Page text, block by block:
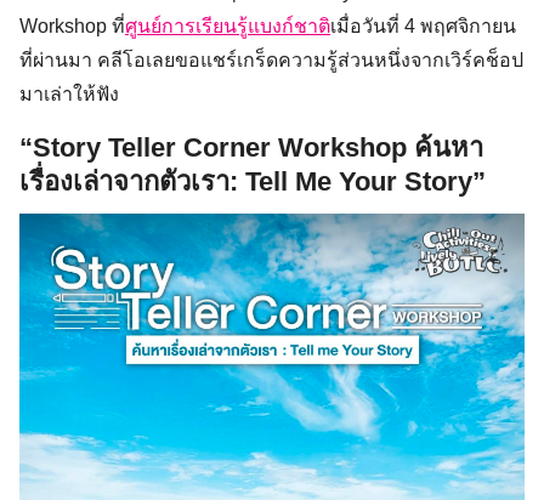
Workshop ที่ศูนย์การเรียนรู้แบงก์ชาติเมื่อวันที่ 4 พฤศจิกายน
ที่ผ่านมา คลีโอเลยขอแชร์เกร็ดความรู้ส่วนหนึ่งจากเวิร์คช็อป
มาเล่าให้ฟัง
“Story Teller Corner Workshop ค้นหา
เรื่องเล่าจากตัวเรา: Tell Me Your Story”